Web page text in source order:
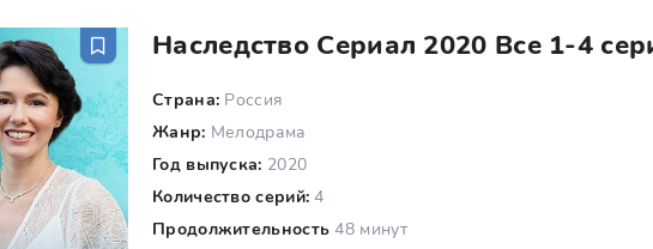
Наследство Сериал 2020 Все 1-4
Страна: Россия
Жанр: Мелодрама
Год выпуска: 2020
Количество серий: 4
Продолжительность 48 минут